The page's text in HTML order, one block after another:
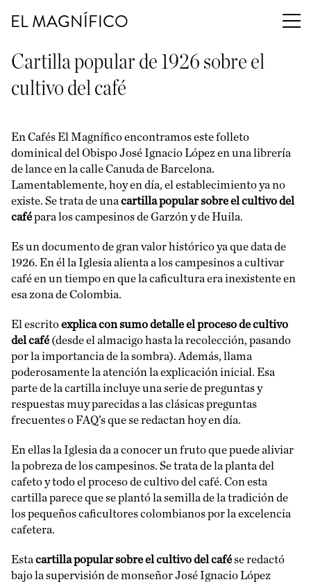
EL MAGNÍFICO
Cartilla popular de 1926 sobre el
cultivo del café
En Cafés El Magnífico encontramos este folleto
dominical del Obispo José Ignacio López en una librería
de lance en la calle Canuda de Barcelona.
Lamentablemente, hoy en día, el establecimiento ya no
existe. Se trata de una cartilla popular sobre el cultivo del
cafépara los campesinos de Garzón y de Huila.
Es un documento de gran valor histórico ya que data de
1926. En él la Iglesia alienta a los campesinos a cultivar
café en un tiempo en que la caficultura era inexistente en
esa zona de Colombia.
El escritoexplica con sumo detalle el proceso de cultivo
del café(desde el almacigo hasta la recolección, pasando
por la importancia de la sombra). Además, llama
poderosamente la atención la explicación inicial. Esa
parte de la cartilla incluye una serie de preguntas y
respuestas muy parecidas a las clásicas preguntas
frecuentes o FAQ’s que se redactan hoy en día.
En ellas la Iglesia da a conocer un fruto que puede aliviar
la pobreza de los campesinos. Se trata de la planta del
cafeto y todo el proceso de cultivo del café. Con esta
cartilla parece que se plantó la semilla de la tradición de
los pequeños caficultores colombianos por la excelencia
cafetera.
Esta cartilla popular sobre el cultivo del cafése redactó
bajo la supervisión de monseñor José Ignacio López